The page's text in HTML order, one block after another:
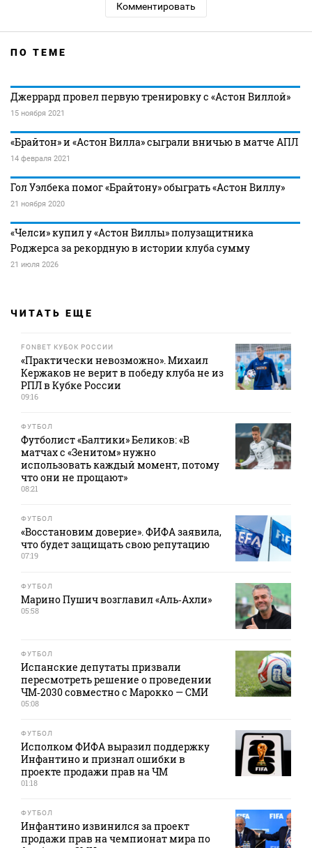
Комментировать
ПО ТЕМЕ
Джеррард провел первую тренировку с «Астон Виллой»
15 ноября 2021
«Брайтон» и «Астон Вилла» сыграли вничью в матче АПЛ
14 февраля 2021
Гол Уэлбека помог «Брайтону» обыграть «Астон Виллу»
21 ноября 2020
«Челси» купил у «Астон Виллы» полузащитника
Роджерса за рекордную в истории клуба сумму
21 июля 2026
ЧИТАТЬ ЕЩЕ
FONBET КУБОК РОССИИ
«Практически невозможно». Михаил
Кержаков не верит в победу клуба не из
РПЛ в Кубке России
09:16
ФУТБОЛ
Футболист «Балтики» Беликов: «В
матчах с «Зенитом» нужно
использовать каждый момент, потому
что они не прощают»
08:21
ФУТБОЛ
«Восстановим доверие». ФИФА заявила,
что будет защищать свою репутацию
07:19
ФУТБОЛ
Марино Пушич возглавил «Аль‑Ахли»
05:58
ФУТБОЛ
Испанские депутаты призвали
пересмотреть решение о проведении
ЧМ‑2030 совместно с Марокко — СМИ
05:08
ФУТБОЛ
Исполком ФИФА выразил поддержку
Инфантино и признал ошибки в
проекте продажи прав на ЧМ
01:18
ФУТБОЛ
Инфантино извинился за проект
продажи прав на чемпионат мира по